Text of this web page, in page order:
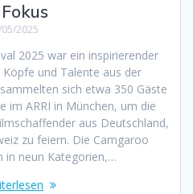
2025
2025 war ein inspirierender
und Talente aus der
sich etwa 350 Gäste
im ARRI in München, um die
aus Deutschland,
zu feiern. Die Camgaroo
in neun Kategorien,…